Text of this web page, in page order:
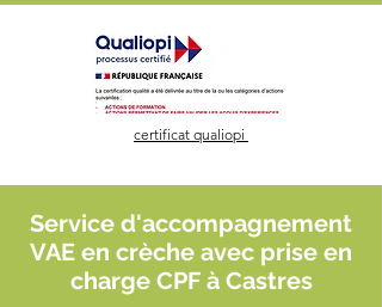
certificat qualiopi
Service d'accompagnement
VAE en crèche avec prise en
charge CPF à Castres